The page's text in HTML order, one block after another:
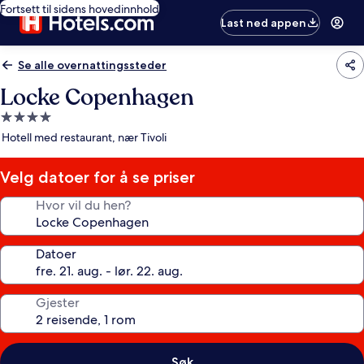
Fortsett til sidens hovedinnhold
Last ned appen
Se alle overnattingssteder
Locke Copenhagen
Overnattingssted
med
stjerner
Hotell med restaurant, nær Tivoli
Velg datoer for å se priser
Hvor vil du hen?
Datoer
Gjester